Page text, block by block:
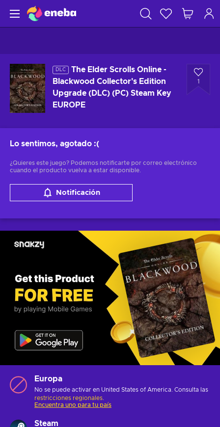
DLC
The Elder Scrolls Online -
Blackwood Collector's Edition
Upgrade (DLC) (PC) Steam Key
EUROPE
1
Lo sentimos, agotado :(
¿Quieres este juego? Podemos notificarte por correo electrónico
cuando el producto vuelva a estar disponible.
Notificación
Europa
No se puede activar en United States of America. Consulta las
restricciones regionales
Encuentra uno para tu país
Steam